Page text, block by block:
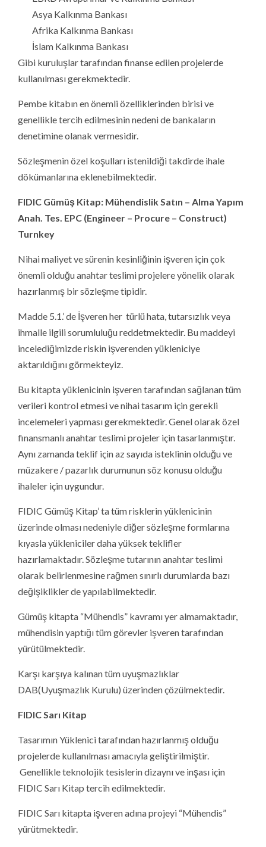
Asya Kalkınma Bankası
Afrika Kalkınma Bankası
İslam Kalkınma Bankası
Gibi kuruluşlar tarafından finanse edilen projelerde
kullanılması gerekmektedir.
Pembe kitabın en önemli özelliklerinden birisi ve
genellikle tercih edilmesinin nedeni de bankaların
denetimine olanak vermesidir.
Sözleşmenin özel koşulları istenildiği takdirde ihale
dökümanlarına eklenebilmektedir.
FIDIC Gümüş Kitap: Mühendislik Satın – Alma Yapım
Anah. Tes. EPC (Engineer – Procure – Construct)
Turnkey
Nihai maliyet ve sürenin kesinliğinin işveren için çok
önemli olduğu anahtar teslimi projelere yönelik olarak
hazırlanmış bir sözleşme tipidir.
Madde 5.1.’ de İşveren her türlü hata, tutarsızlık veya
ihmalle ilgili sorumluluğu reddetmektedir. Bu maddeyi
incelediğimizde riskin işverenden yükleniciye
aktarıldığını görmekteyiz.
Bu kitapta yüklenicinin işveren tarafından sağlanan tüm
verileri kontrol etmesi ve nihai tasarım için gerekli
incelemeleri yapması gerekmektedir. Genel olarak özel
finansmanlı anahtar teslimi projeler için tasarlanmıştır.
Aynı zamanda teklif için az sayıda isteklinin olduğu ve
müzakere / pazarlık durumunun söz konusu olduğu
ihaleler için uygundur.
FIDIC Gümüş Kitap’ ta tüm risklerin yüklenicinin
üzerinde olması nedeniyle diğer sözleşme formlarına
kıyasla yükleniciler daha yüksek teklifler
hazırlamaktadır. Sözleşme tutarının anahtar teslimi
olarak belirlenmesine rağmen sınırlı durumlarda bazı
değişiklikler de yapılabilmektedir.
Gümüş kitapta “Mühendis” kavramı yer almamaktadır,
mühendisin yaptığı tüm görevler işveren tarafından
yürütülmektedir.
Karşı karşıya kalınan tüm uyuşmazlıklar
DAB(Uyuşmazlık Kurulu) üzerinden çözülmektedir.
FIDIC Sarı Kitap
Tasarımın Yüklenici tarafından hazırlanmış olduğu
projelerde kullanılması amacıyla geliştirilmiştir.
Genellikle teknolojik tesislerin dizaynı ve inşası için
FIDIC Sarı Kitap tercih edilmektedir.
FIDIC Sarı kitapta işveren adına projeyi “Mühendis”
yürütmektedir.